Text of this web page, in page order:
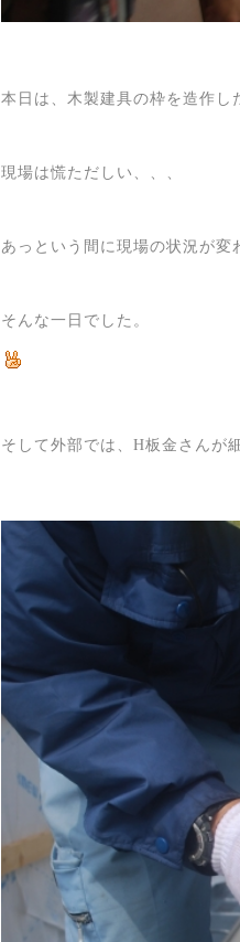
本日は、木製建具の枠を造作し
現場は慌ただしい、、、
あっという間に現場の状況が変
そんな一日でした。
そして外部では、H板金さんが